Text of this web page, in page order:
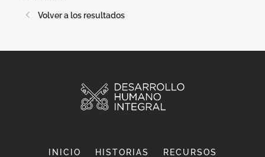
Volver a los resultados
INICIO HISTORIAS RECURSOS